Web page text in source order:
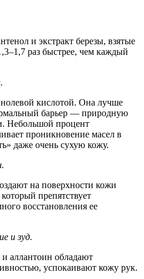
и экстракт березы, взятые
раз быстрее, чем каждый
кислотой. Она лучше
барьер — природную
Небольшой процент
проникновение масел в
даже очень сухую кожу.
на поверхности кожи
препятствует
восстановления ее
и зуд.
аллантоин обладают
успокаивают кожу рук.